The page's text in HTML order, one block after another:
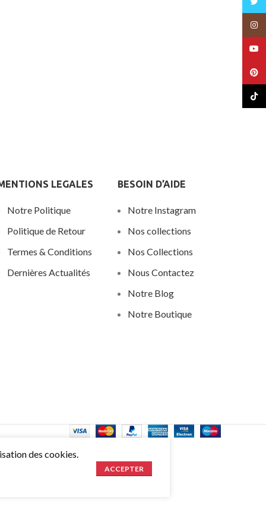
pour homme
Chaussures Hommes
LEGALES
Notre Politique
Politique de Retour
Termes & Conditions
Dernières Actualités
BESOIN D’AIDE
Notre Instagram
Nos collections
Nos Collections
Nous Contactez
Notre Blog
Notre Boutique
des cookies.
ACCEPTER